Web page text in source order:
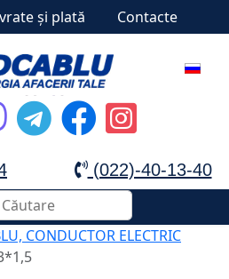
și plată Contacte
(022)-40-13-40
CONDUCTOR ELECTRIC